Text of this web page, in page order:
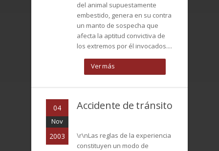
del animal supuestamente
embestido, genera en su contra
un manto de sospecha que
afecta la aptitud convictiva de
los extremos por él invocados....
Ver más
04
Nov
2003
Accidente de tránsito
\r\nLas reglas de la experiencia
constituyen un modo de